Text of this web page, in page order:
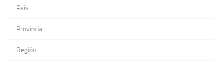
País
Provincia
Región